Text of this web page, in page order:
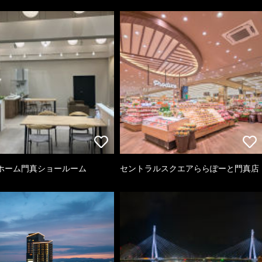
ーム門真ショールーム セントラルスクエアららぽーと門真店